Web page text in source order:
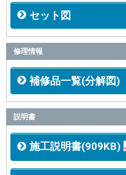
セット図
修理情報
補修品一覧(分解図)
説明書
施工説明書(909KB)